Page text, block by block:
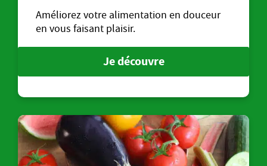
Améliorez votre alimentation en douceur
en vous faisant plaisir.
Je découvre